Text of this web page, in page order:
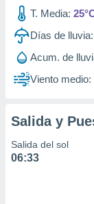
1199T. Media:
Días de lluvia:
Acum. de
Viento medio:
Salida y
Salida del sol
06:33